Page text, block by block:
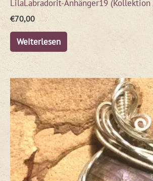
LilaLabradorit-Anhänger19 (Kollektion
€70,00
Weiterlesen